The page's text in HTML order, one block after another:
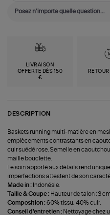
LIVRAISON
OFFERTE DÈS 150
€
RETOUR
DESCRIPTION
Baskets running multi-matière en
empiècements contrastants en
cuir suédé rose. Semelle en
maille bouclette.
Le soin apporté aux détails rend
imperfections attestent de son
Made in : Indonésie.
Taille & Coupe : Hauteur de talon : 3
Composition :60% tissu, 40% cuir.
Conseil d'entretien : Nettoyage chez